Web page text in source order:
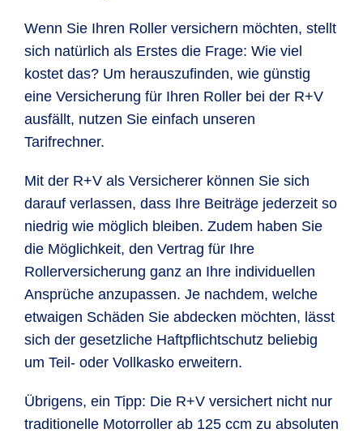
Wenn Sie Ihren Roller versichern möchten, stellt
sich natürlich als Erstes die Frage: Wie viel
kostet das? Um herauszufinden, wie günstig
eine Versicherung für Ihren Roller bei der R+V
ausfällt, nutzen Sie einfach unseren
Tarifrechner.
Mit der R+V als Versicherer können Sie sich
darauf verlassen, dass Ihre Beiträge jederzeit so
niedrig wie möglich bleiben. Zudem haben Sie
die Möglichkeit, den Vertrag für Ihre
Rollerversicherung ganz an Ihre individuellen
Ansprüche anzupassen. Je nachdem, welche
etwaigen Schäden Sie abdecken möchten, lässt
sich der gesetzliche Haftpflichtschutz beliebig
um Teil- oder Vollkasko erweitern.
Übrigens, ein Tipp: Die R+V versichert nicht nur
traditionelle Motorroller ab 125 ccm zu absoluten